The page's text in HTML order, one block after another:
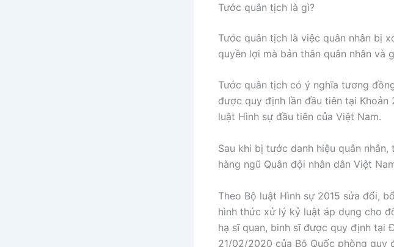
Tước quân tịch là gì?
Tước quân tịch là việc quân nhân bị
quyền lợi mà bản thân quân nhân và
Tước quân tịch có ý nghĩa tương
được quy định lần đầu tiên tại Khoản
luật Hình sự đầu tiên của Việt Nam.
Sau khi bị tước danh hiệu quân
hàng ngũ Quân đội nhân dân Việt
Theo Bộ luật Hình sự 2015 sửa đổi,
hình thức xử lý kỷ luật áp dụng cho
hạ sĩ quan, binh sĩ được quy định tại
21/02/2020 của Bộ Quốc phòng